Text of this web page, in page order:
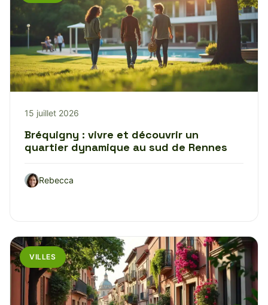
15 juillet 2026
Bréquigny : vivre et découvrir un
quartier dynamique au sud de Rennes
Rebecca
VILLES